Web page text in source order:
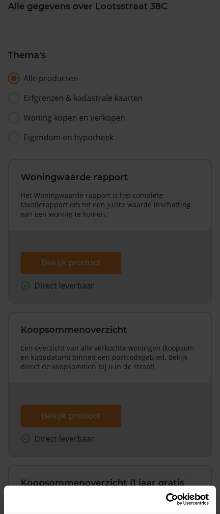
Alle gegevens over Lootsstraat 38C
Thema's
Alle producten
Erfgrenzen & kadastrale kaarten
Woning kopen en verkopen
Eigendom en hypotheek
Woningwaarde rapport
Het Woningwaarde rapport is hét complete
taxatierapport om tot een juiste waarde inschatting
van een woning te komen.
Bekijk product
Direct leverbaar
Koopsommenoverzicht
Een overzicht van alle verkochte woningen (koopsom
en koopdatum) binnen een postcodegebied. Bekijk
direct de koopsommen bij u in de straat!
Bekijk product
Direct leverbaar
Koopsommenoverzicht (1 jaar gratis